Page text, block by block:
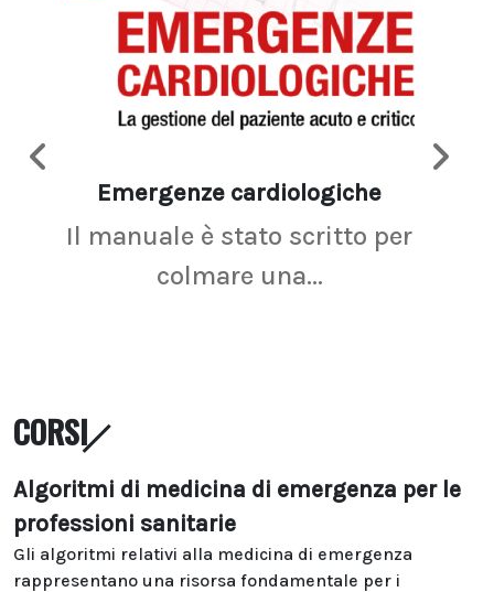
Emergenze cardiologiche
Il manuale è stato scritto per
colmare una...
CORSI
Algoritmi di medicina di emergenza per le
professioni sanitarie
Gli algoritmi relativi alla medicina di emergenza
rappresentano una risorsa fondamentale per i